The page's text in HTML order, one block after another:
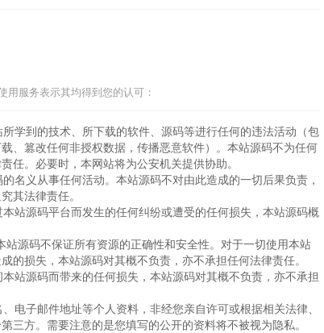
服务表示其均得到您的认可：
学到的技术、所下载的软件、源码等进行任何的违法活动（包
、篡改任何非授权数据，传播恶意软件）。本站源码不为任何
任。必要时，本网站将为公安机关提供协助。
名义从事任何活动。本站源码不对由此造成的一切后果负责，
其法律责任。
站源码平台而发生的任何纠纷或遭受的任何损失，本站源码概
源码不保证所有资源的正确性和安全性。对于一切使用本站
的损失，本站源码对其概不负责，亦不承担任何法律责任。
站源码而带来的任何损失，本站源码对其概不负责，亦不承担
电子邮件地址等个人资料，非经您亲自许可或根据相关法律、
三方。需要注意的是您填写的公开的资料将不被视为隐私。